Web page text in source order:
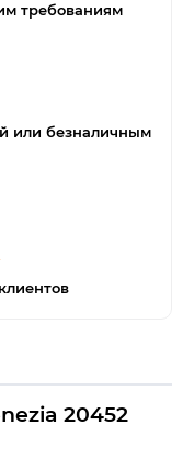
требованиям
или безналичным
20452